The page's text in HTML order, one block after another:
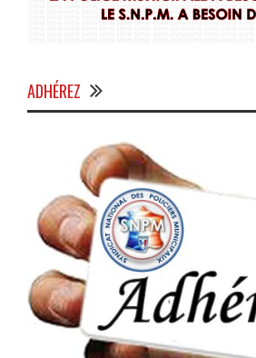
ADHÉREZ